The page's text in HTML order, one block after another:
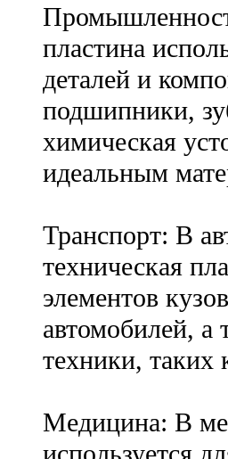
пластина
деталей и
подшипники,
химическая
идеальным
Транспорт: В
техническая
элементов
автомобилей, а
техники, таких
Медицина: В